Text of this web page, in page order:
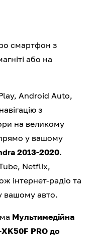
смартфон з
або на
Android Auto,
з
на великому
у вашому
2013-2020.
Netflix,
інтернет-радіо та
вашому авто.
Мультимедійна
PRO до